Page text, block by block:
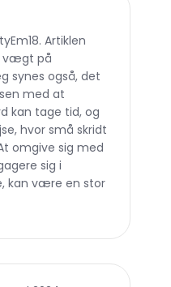
Artiklen
vægt på
synes også, det
med at
kan tage tid, og
hvor små skridt
omgive sig med
sig i
kan være en stor